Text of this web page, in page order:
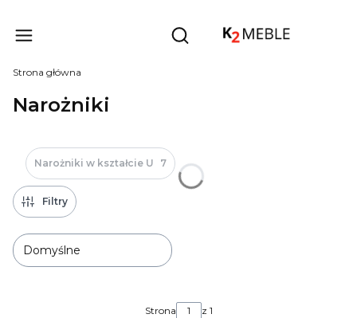
Otwórz wyszukiwarkę
Strona główna
Narożniki
Narożniki w kształcie U 7
Filtry
Domyślne
Strona z 1